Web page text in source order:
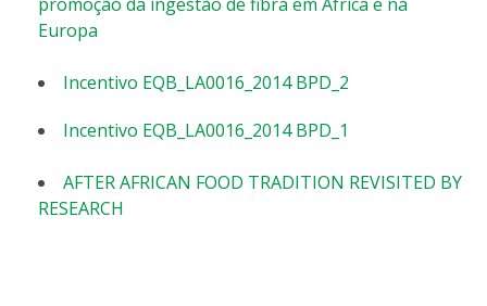
Europa
Incentivo EQB_LA0016_2014 BPD_2
Incentivo EQB_LA0016_2014 BPD_1
AFTER AFRICAN FOOD TRADITION REVISITED BY
RESEARCH